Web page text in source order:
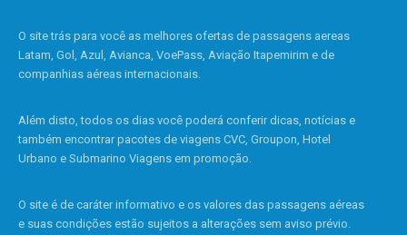
O site trás para você as melhores ofertas de passagens aereas
Latam, Gol, Azul, Avianca, VoePass, Aviação Itapemirim e de
companhias aéreas internacionais.
Além disto, todos os dias você poderá conferir dicas, notícias e
também encontrar pacotes de viagens CVC, Groupon, Hotel
Urbano e Submarino Viagens em promoção.
O site é de caráter informativo e os valores das passagens aéreas
e suas condições estão sujeitos a alterações sem aviso prévio.